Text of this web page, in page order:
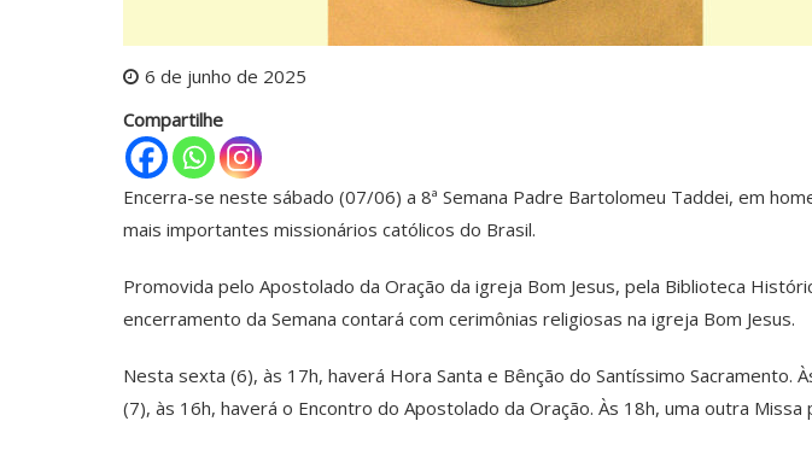
6 de junho de 2025
Compartilhe
Encerra-se neste sábado (07/06) a 8ª Semana Padre Bartolomeu Taddei, em
mais importantes missionários católicos do Brasil.
Promovida pelo Apostolado da Oração da igreja Bom Jesus, pela Biblioteca
encerramento da Semana contará com cerimônias religiosas na igreja Bom Jesus.
Nesta sexta (6), às 17h, haverá Hora Santa e Bênção do Santíssimo
(7), às 16h, haverá o Encontro do Apostolado da Oração. Às 18h, uma outra